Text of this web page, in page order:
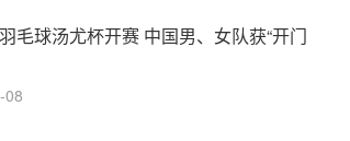
毛球汤尤杯开赛 中国男、女队获“开门
08